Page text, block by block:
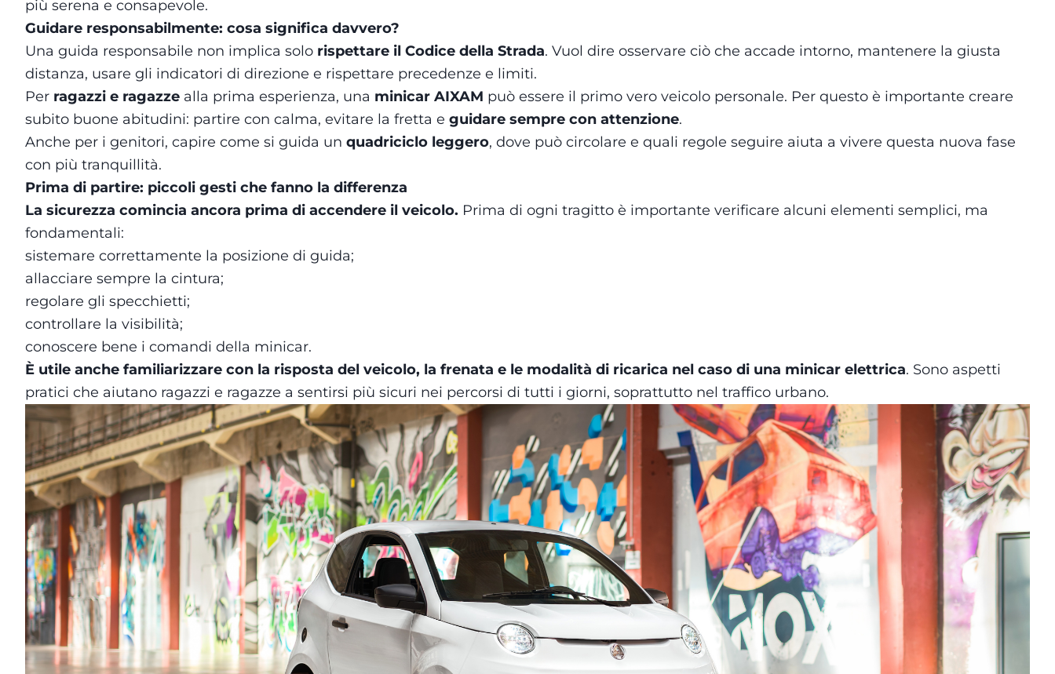
più serena e consapevole.
Guidare responsabilmente: cosa significa davvero?
Una guida responsabile non implica solo rispettare il Codice della Strada. Vuol dire osservare ciò che accade intorno, mantenere la giusta
distanza, usare gli indicatori di direzione e rispettare precedenze e limiti.
Per ragazzi e ragazze alla prima esperienza, una minicar AIXAM può essere il primo vero veicolo personale. Per questo è importante creare
subito buone abitudini: partire con calma, evitare la fretta e guidare sempre con attenzione.
Anche per i genitori, capire come si guida un quadriciclo leggero, dove può circolare e quali regole seguire aiuta a vivere questa nuova fase
con più tranquillità.
Prima di partire: piccoli gesti che fanno la differenza
La sicurezza comincia ancora prima di accendere il veicolo. Prima di ogni tragitto è importante verificare alcuni elementi semplici, ma
fondamentali:
sistemare correttamente la posizione di guida;
allacciare sempre la cintura;
regolare gli specchietti;
controllare la visibilità;
conoscere bene i comandi della minicar.
È utile anche familiarizzare con la risposta del veicolo, la frenata e le modalità di ricarica nel caso di una minicar elettrica. Sono aspetti
pratici che aiutano ragazzi e ragazze a sentirsi più sicuri nei percorsi di tutti i giorni, soprattutto nel traffico urbano.